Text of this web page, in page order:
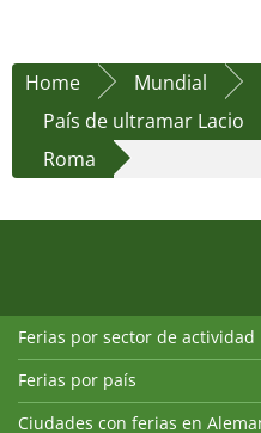
Home Mundial
País de ultramar Lacio
Roma
Ferias por sector de actividad
Ferias por país
Ciudades con ferias en